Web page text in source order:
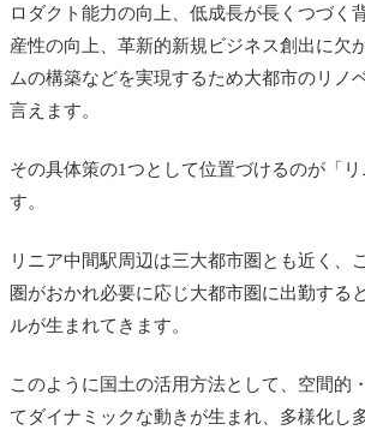
ロダクト能力の向上、低成長が長くつづく
産性の向上、革新的新規ビジネス創出に欠
ムの構築などを実現するため大都市のリノ
言えます。
その具体策の1つとして位置づけるのが「
す。
リニア中間駅周辺は三大都市圏とも近く、
圏がおかれ必要に応じ大都市圏に出勤する
ルが生まれてきます。
このように国土の活用方法として、空間的
てダイナミックな動きが生まれ、多様化し